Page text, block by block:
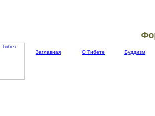
Заглавная О Тибете Буддизм